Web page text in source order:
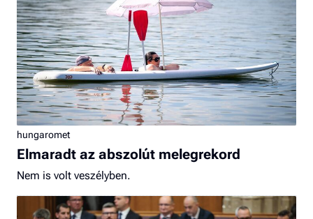
hungaromet
Elmaradt az abszolút melegrekord
Nem is volt veszélyben.